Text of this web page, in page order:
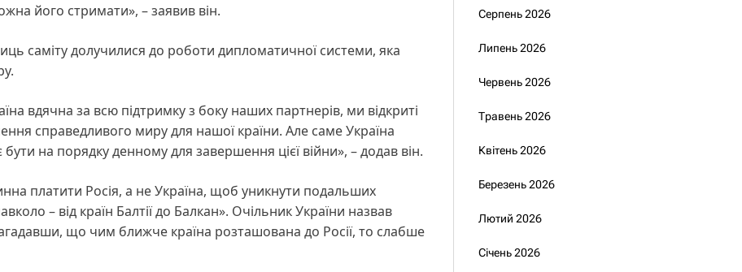
його стримати», – заявив він.
саміту долучилися до роботи дипломатичної системи, яка
вдячна за всю підтримку з боку наших партнерів, ми відкриті
справедливого миру для нашої країни. Але саме Україна
на порядку денному для завершення цієї війни», – додав він.
платити Росія, а не Україна, щоб уникнути подальших
– від країн Балтії до Балкан». Очільник України назвав
що чим ближче країна розташована до Росії, то слабше
Серпень 2026
Липень 2026
Червень 2026
Травень 2026
Квітень 2026
Березень 2026
Лютий 2026
Січень 2026